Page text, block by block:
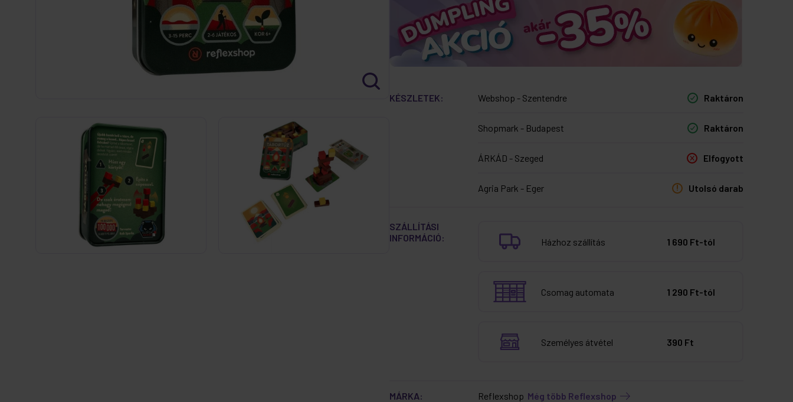
KÉSZLETEK: Webshop - Szentendre Raktáron
Shopmark - Budapest Raktáron
ÁRKÁD - Szeged Elfogyott
Agria Park - Eger Utolsó darab
SZÁLLÍTÁSI
INFORMÁCIÓ:
Házhoz szállítás 1 690 Ft-tól
Csomag automata 1 290 Ft-tól
Személyes átvétel 390 Ft
MÁRKA: Reflexshop Még több Reflexshop